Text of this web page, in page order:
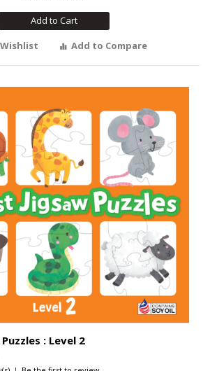
Add to Cart
Add to Compare
: Level 2